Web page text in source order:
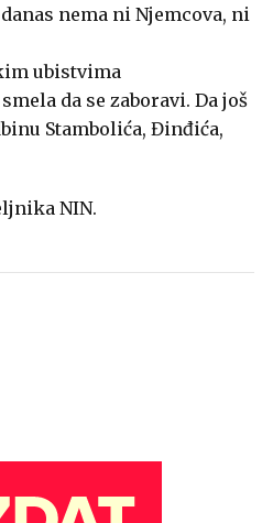
nema ni Njemcova, ni
ubistvima
da se zaboravi. Da još
Stambolića, Đinđića,
NIN.